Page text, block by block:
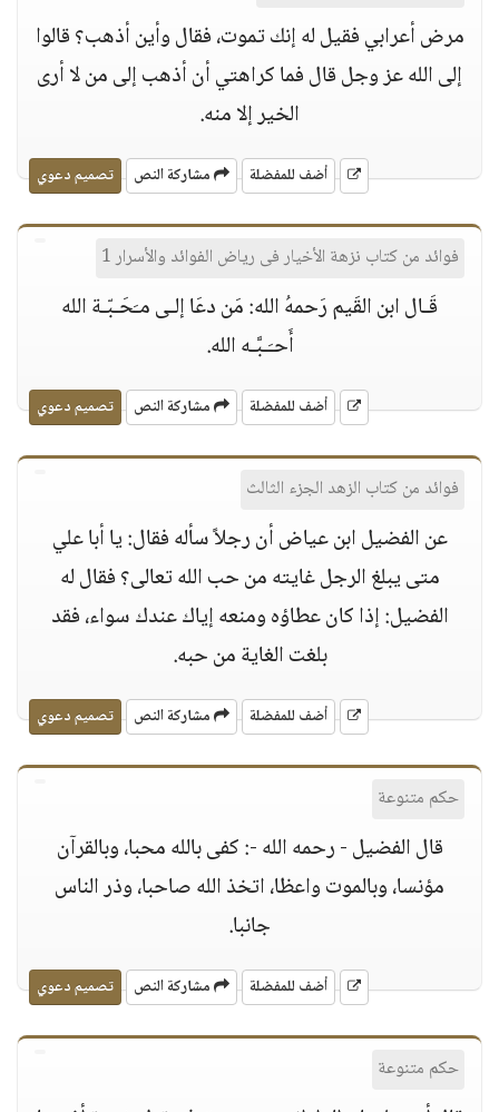
مرض أعرابي فقيل له إنك تموت، فقال وأين أذهب؟ قالوا
إلى الله عز وجل قال فما كراهتي أن أذهب إلى من لا أرى
الخير إلا منه.
أضف للمفضلة مشاركة النص تصميم دعوي
فوائد من كتاب نزهة الأخيار فى رياض الفوائد والأسرار 1
قَـال ابن القَيم رَحمهُ الله: مَن دعَا إلـى مـَحَـبّـة الله
أَحـَـبَّـه الله.
أضف للمفضلة مشاركة النص تصميم دعوي
فوائد من كتاب الزهد الجزء الثالث
عن الفضيل ابن عياض أن رجلاً سأله فقال: يا أبا علي
متى يبلغ الرجل غايته من حب الله تعالى؟ فقال له
الفضيل: إذا كان عطاؤه ومنعه إياك عندك سواء، فقد
بلغت الغاية من حبه.
أضف للمفضلة مشاركة النص تصميم دعوي
حكم متنوعة
قال الفضيل - رحمه الله -: كفى بالله محبا، وبالقرآن
مؤنسا، وبالموت واعظا، اتخذ الله صاحبا، وذر الناس
جانبا.
أضف للمفضلة مشاركة النص تصميم دعوي
حكم متنوعة